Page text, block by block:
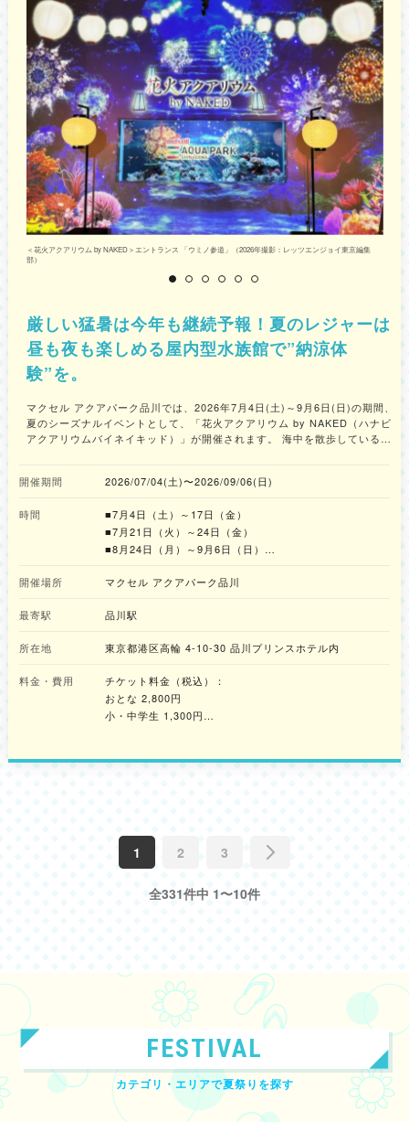
＜花火アクアリウム by NAKED＞エントランス 「ウミノ参道」（2026年撮影：レッツエンジョイ東京編集
部）
厳しい猛暑は今年も継続予報！夏のレジャーは
昼も夜も楽しめる屋内型水族館で”納涼体
験”を。
マクセル アクアパーク品川では、2026年7月4日(土)～9月6日(日)の期間、
夏のシーズナルイベントとして、「花火アクアリウム by NAKED（ハナビ
アクアリウムバイネイキッド）」が開催されます。 海中を散歩しているか
うな“納涼体験”が提供されます。 演出テーマは、音や光、水のきらめきが織
INC.（ネイキッド）』が手掛けるデジタル花火と生きものが融合し、館内
で“海の世界の花火祭り”が繰り広げられます。 本年は映像演出がブラッシュ
アップされ、海中世界の美しさと涼やかさがさらに引き立てられています。
ます。万華鏡や貝殻がモチーフのオリジナル花火が打ちあがる「海中花火」
「海彩回廊」へ。海の中から波打ち際へ、水槽ごとに生息する水深が異なる
生きものを見学できます。 カフェバー「宴花火」では、カラフルな寒天で
花火をイメージしたドリンクや爽やかなブルーベリーを使用したデザートな
ど、4種類の限定メニューが用意されています。 また「ドルフィンパフォー
バージョン「Summer FUN Research」と、華麗なデジタル花火が打ちあ
がる中、イルカたちが舞うナイトバージョン「瑠璃花火-Digital
Fireworks-」の、昼夜で異なるパフォーマンスを楽しめます。 -------------
ざすと花火が打ち上がるインタラクションもあって楽しい！ 「海中花火」
楽に合わせた映像や光の演出もさることながら、ダイナミックな水しぶきの
上がるイルカのジャンプが圧巻でした。 展示もショーも、夏らしさや涼を
屋内で楽しめるので、猛暑日のおでかけにもオススメです！ ----------------
ような幻想空間。 ◆エントランス 「ウミノ参道(うみのさんどう)」 入場ゲ
す、海の世界が描かれています。壁に手をかざすことで花火が打ちあがるイ
ンタラクションな仕掛けも取り入れられ、空間全体で“海の世界の花火祭
り”へと誘います。 ◆イマーシブエリア 「海中花火(かいちゅうはなび)」 1
エリアで22台のプロジェクターを使用した、ダイナミックな映像演出が特徴
の展示エリアです。四方を囲む約3.7mの壁と床一面には、涼やかな海中世
界が描かれています。花火のようなドット柄をもつ「リーフスティングレ
イ」がフロア中央の“シンボリック水槽”で泳ぎ、周囲に並ぶ11本の水槽に
は、大輪の花火を想起させる「ハナミノカサゴ」や雌雄で異なる模様が特徴
的な「オーネイトカウフィッシュ」などが展示されています。また、約3分
開催期間 2026/07/04(土)〜2026/09/06(日)
時間
■7月4日（土）～17日（金）
■7月21日（火）～24日（金）
■8月24日（月）～9月6日（日）
■8月8日（土）～16日（日）
■8月17日（月）～21日（金）
9:00～20:00（最終入場19:00）
9:00～18:00（最終入場17:30）
開催場所 マクセル アクアパーク品川
最寄駅 品川駅
所在地 東京都港区高輪 4-10-30 品川プリンスホテル内
料金・費用
チケット料金（税込）：
おとな 2,800円
小・中学生 1,300円
※アトラクション【２機種】は、別途：各５００円（１
1 2 3
全331件中 1〜10件
FESTIVAL
カテゴリ・エリアで夏祭りを探す